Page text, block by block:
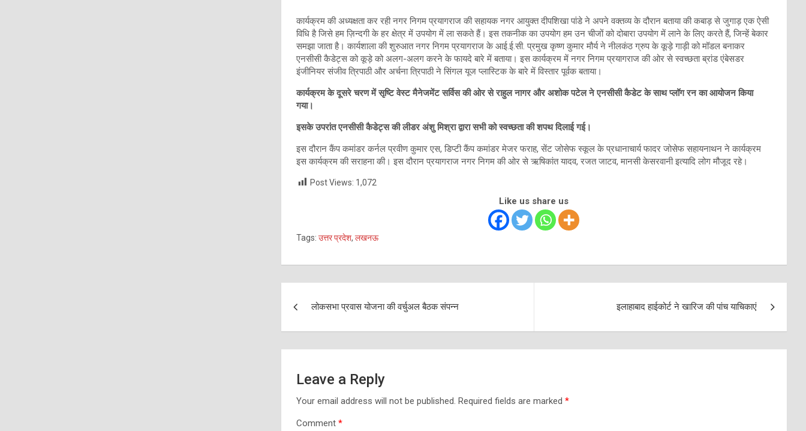
कार्यक्रम की अध्यक्षता कर रही नगर निगम प्रयागराज की सहायक नगर आयुक्त दीपशिखा पांडे ने अपने वक्तव्य के दौरान बताया की कबाड़ से जुगाड़ एक ऐसी
विधि है जिसे हम ज़िन्दगी के हर क्षेत्र में उपयोग में ला सकते हैं। इस तकनीक का उपयोग हम उन चीजों को दोबारा उपयोग में लाने के लिए करते हैं, जिन्हें बेकार
समझा जाता है। कार्यशाला की शुरुआत नगर निगम प्रयागराज के आई.ई.सी. प्रमुख कृष्ण कुमार मौर्य ने नीलकंठ ग्रुप के कूड़े गाड़ी को मॉडल बनाकर
एनसीसी कैडेट्स को कूड़े को अलग-अलग करने के फायदे बारे में बताया। इस कार्यक्रम में नगर निगम प्रयागराज की ओर से स्वच्छता ब्रांड एंबेसडर
इंजीनियर संजीव त्रिपाठी और अर्चना त्रिपाठी ने सिंगल यूज प्लास्टिक के बारे में विस्तार पूर्वक बताया।
कार्यक्रम के दूसरे चरण में सृष्टि वेस्ट मैनेजमेंट सर्विस की ओर से राहुल नागर और अशोक पटेल ने एनसीसी कैडेट के साथ प्लॉग रन का आयोजन किया
गया।
इसके उपरांत एनसीसी कैडेट्स की लीडर अंशु मिश्रा द्वारा सभी को स्वच्छता की शपथ दिलाई गई।
इस दौरान कैंप कमांडर कर्नल प्रवीण कुमार एस, डिप्टी कैंप कमांडर मेजर फराह, सेंट जोसेफ स्कूल के प्रधानाचार्य फादर जोसेफ सहायनाथन ने कार्यक्रम
इस कार्यक्रम की सराहना की। इस दौरान प्रयागराज नगर निगम की ओर से ऋषिकांत यादव, रजत जाटव, मानसी केसरवानी इत्यादि लोग मौजूद रहे।
Post Views: 1,072
Like us share us
Tags: उत्तर प्रदेश, लखनऊ
navigation
लोकसभा प्रवास योजना की वर्चुअल बैठक संपन्न इलाहाबाद हाईकोर्ट ने खारिज की पांच याचिकाएं
Leave a Reply
Your email address will not be published. Required fields are marked *
Comment *